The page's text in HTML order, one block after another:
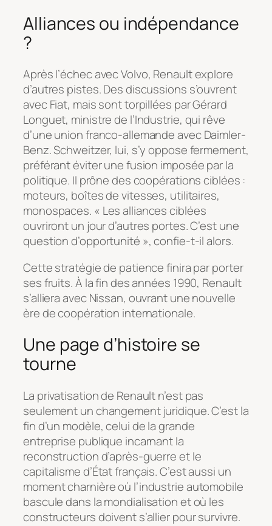
Alliances ou indépendance
?
Après l’échec avec Volvo, Renault explore
d’autres pistes. Des discussions s’ouvrent
avec Fiat, mais sont torpillées par Gérard
Longuet, ministre de l’Industrie, qui rêve
d’une union franco-allemande avec Daimler-
Benz. Schweitzer, lui, s’y oppose fermement,
préférant éviter une fusion imposée par la
politique. Il prône des coopérations ciblées :
moteurs, boîtes de vitesses, utilitaires,
monospaces. « Les alliances ciblées
ouvriront un jour d’autres portes. C’est une
question d’opportunité », confie-t-il alors.
Cette stratégie de patience finira par porter
ses fruits. À la fin des années 1990, Renault
s’alliera avec Nissan, ouvrant une nouvelle
ère de coopération internationale.
Une page d’histoire se
tourne
La privatisation de Renault n’est pas
seulement un changement juridique. C’est la
fin d’un modèle, celui de la grande
entreprise publique incarnant la
reconstruction d’après-guerre et le
capitalisme d’État français. C’est aussi un
moment charnière où l’industrie automobile
bascule dans la mondialisation et où les
constructeurs doivent s’allier pour survivre.